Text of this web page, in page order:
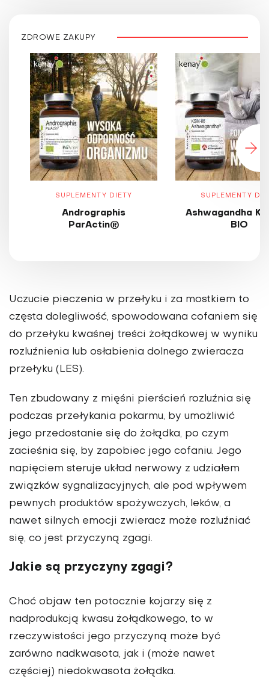
ZDROWE ZAKUPY
SUPLEMENTY DIETY
Andrographis
ParActin®
SUPLEMENTY
Ashwagandha
BIO
Uczucie pieczenia w przełyku i za mostkiem to
częsta dolegliwość, spowodowana cofaniem się
do przełyku kwaśnej treści żołądkowej w wyniku
rozluźnienia lub osłabienia dolnego zwieracza
przełyku (LES).
Ten zbudowany z mięśni pierścień rozluźnia się
podczas przełykania pokarmu, by umożliwić
jego przedostanie się do żołądka, po czym
zacieśnia się, by zapobiec jego cofaniu. Jego
napięciem steruje układ nerwowy z udziałem
związków sygnalizacyjnych, ale pod wpływem
pewnych produktów spożywczych, leków, a
nawet silnych emocji zwieracz może rozluźniać
się, co jest przyczyną zgagi.
Jakie są przyczyny zgagi?
Choć objaw ten potocznie kojarzy się z
nadprodukcją kwasu żołądkowego, to w
rzeczywistości jego przyczyną może być
zarówno nadkwasota, jak i (może nawet
częściej) niedokwasota żołądka.